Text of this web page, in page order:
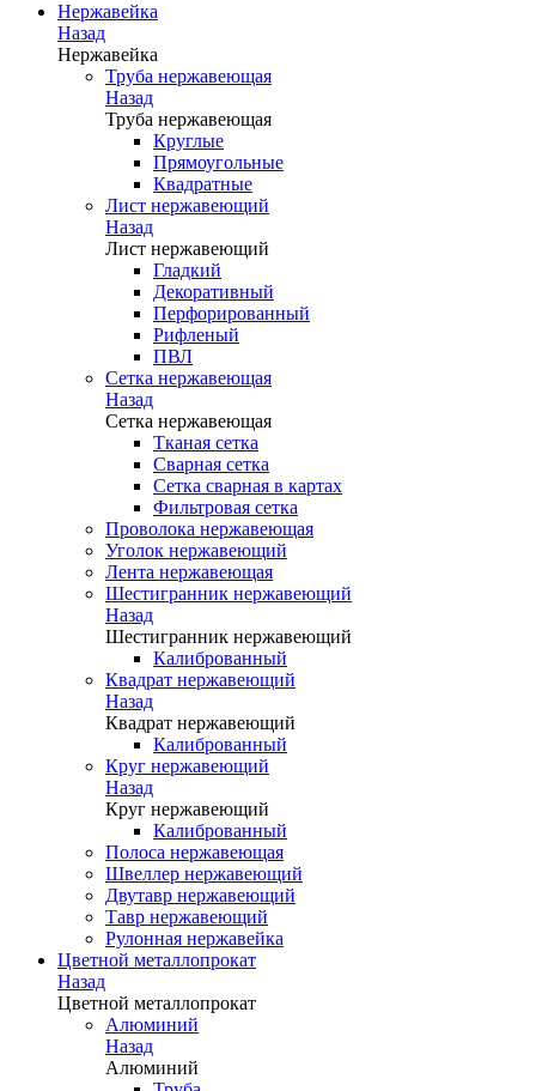
Нержавейка
Назад
Нержавейка
Труба нержавеющая
Назад
Труба нержавеющая
Круглые
Прямоугольные
Квадратные
Лист нержавеющий
Назад
Лист нержавеющий
Гладкий
Декоративный
Перфорированный
Рифленый
ПВЛ
Сетка нержавеющая
Назад
Сетка нержавеющая
Тканая сетка
Сварная сетка
Сетка сварная в картах
Фильтровая сетка
Проволока нержавеющая
Уголок нержавеющий
Лента нержавеющая
Шестигранник нержавеющий
Назад
Шестигранник нержавеющий
Калиброванный
Квадрат нержавеющий
Назад
Квадрат нержавеющий
Калиброванный
Круг нержавеющий
Назад
Круг нержавеющий
Калиброванный
Полоса нержавеющая
Швеллер нержавеющий
Двутавр нержавеющий
Тавр нержавеющий
Рулонная нержавейка
Цветной металлопрокат
Назад
Цветной металлопрокат
Алюминий
Назад
Алюминий